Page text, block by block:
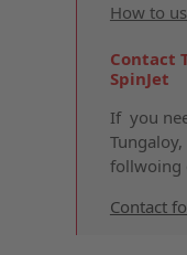
How to
Contact
SpinJet
If you
follwoing
Contact